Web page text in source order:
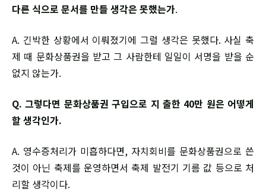
다른 식으로 문서를 만들 생각은 못했는가.
A. 긴박한 상황에서 이뤄졌기에 그럴 생각은 못했다. 사실 축
제 때 문화상품권을 받고 그 사람한테 일일이 서명을 받을 순
없지 않는가.
Q. 그렇다면 문화상품권 구입으로 지 출한 40만 원은 어떻게
할 생각인가.
A. 영수증처리가 미흡하다면, 자치회비를 문화상품권으로 쓴
것이 아닌 축제를 운영하면서 축제 발전기 기름 값 등으로 처
리할 생각이다.